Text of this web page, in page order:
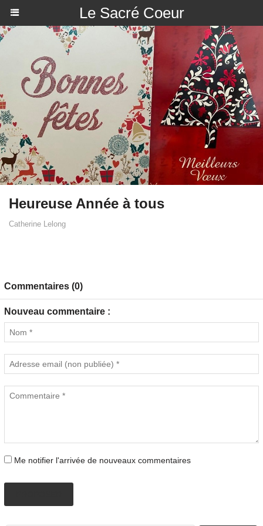
Le Sacré Coeur
Heureuse Année à tous
Catherine Lelong
Commentaires (0)
Nouveau commentaire :
Me notifier l'arrivée de nouveaux commentaires